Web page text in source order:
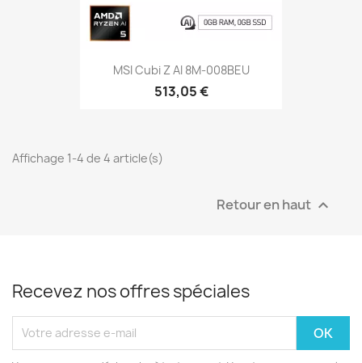
MSI Cubi Z AI 8M-008BEU
513,05 €
Affichage 1-4 de 4 article(s)
Retour en haut 
Recevez nos offres spéciales